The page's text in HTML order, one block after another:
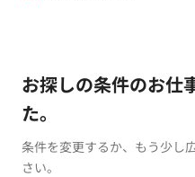
お探しの条件のお仕
た。
条件を変更するか、もう少し
さい。